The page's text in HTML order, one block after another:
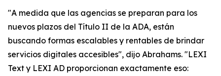
"A medida que las agencias se preparan para los
nuevos plazos del Título II de la ADA, están
buscando formas escalables y rentables de brindar
servicios digitales accesibles", dijo Abrahams. "LEXI
Text y LEXI AD proporcionan exactamente eso: